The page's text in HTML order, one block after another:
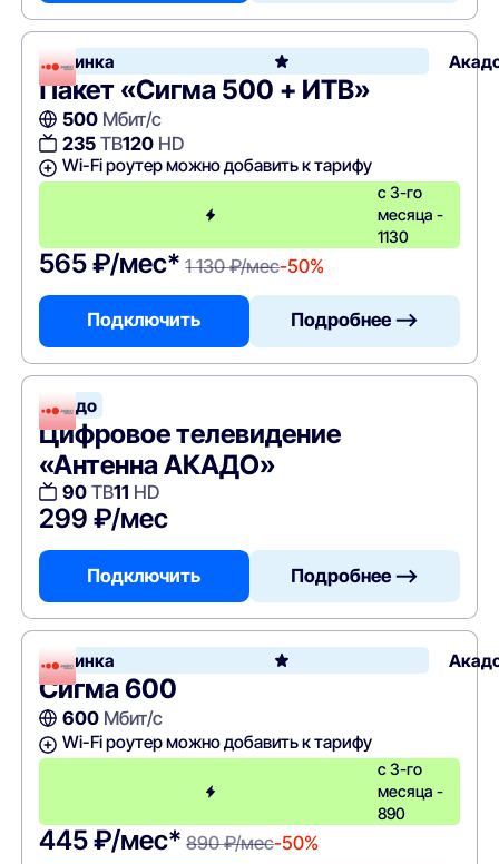
Новинка
Пакет «Сигма 500 + ИТВ»
500Мбит/с
235ТВ120HD
Wi-Fi роутер можно добавить к тарифу
с 3-го
месяца -
1130
565 ₽/мес* 1 130 ₽/мес-50%
Подключить Подробнее —>
Акадо
Цифровое телевидение
«Антенна АКАДО»
90ТВ11 HD
299 ₽/мес
Подключить Подробнее —>
Новинка
Сигма 600
600Мбит/с
Wi-Fi роутер можно добавить к тарифу
с 3-го
месяца -
890
445 ₽/мес* 890 ₽/мес-50%